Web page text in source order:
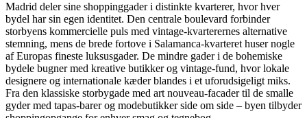
Madrid deler sine shoppinggader i distinkte kvarterer, hvor hver
bydel har sin egen identitet. Den centrale boulevard forbinder
storbyens kommercielle puls med vintage-kvarterernes alternative
stemning, mens de brede fortove i Salamanca-kvarteret huser nogle
af Europas fineste luksusgader. De mindre gader i de bohemiske
bydele bugner med kreative butikker og vintage-fund, hvor lokale
designere og internationale kæder blandes i et uforudsigeligt miks.
Fra den klassiske storbygade med art nouveau-facader til de smalle
gyder med tapas-barer og modebutikker side om side – byen tilbyder